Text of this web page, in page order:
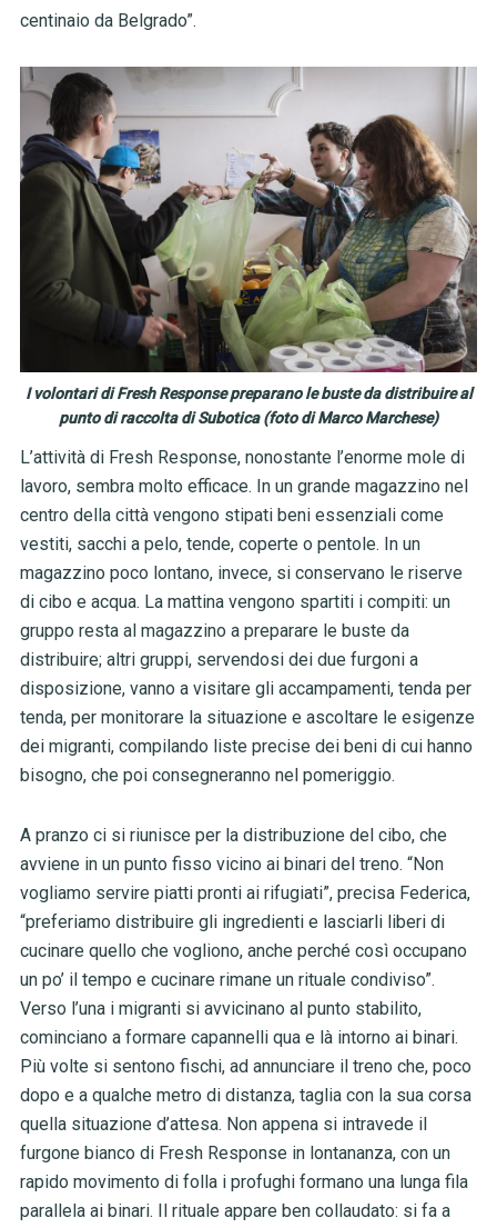
centinaio da Belgrado”.
I volontari di Fresh Response preparano le buste da distribuire al
punto di raccolta di Subotica (foto di Marco Marchese)
L’attività di Fresh Response, nonostante l’enorme mole di
lavoro, sembra molto efficace. In un grande magazzino nel
centro della città vengono stipati beni essenziali come
vestiti, sacchi a pelo, tende, coperte o pentole. In un
magazzino poco lontano, invece, si conservano le riserve
di cibo e acqua. La mattina vengono spartiti i compiti: un
gruppo resta al magazzino a preparare le buste da
distribuire; altri gruppi, servendosi dei due furgoni a
disposizione, vanno a visitare gli accampamenti, tenda per
tenda, per monitorare la situazione e ascoltare le esigenze
dei migranti, compilando liste precise dei beni di cui hanno
bisogno, che poi consegneranno nel pomeriggio.
A pranzo ci si riunisce per la distribuzione del cibo, che
avviene in un punto fisso vicino ai binari del treno. “Non
vogliamo servire piatti pronti ai rifugiati”, precisa Federica,
“preferiamo distribuire gli ingredienti e lasciarli liberi di
cucinare quello che vogliono, anche perché così occupano
un po’ il tempo e cucinare rimane un rituale condiviso”.
Verso l’una i migranti si avvicinano al punto stabilito,
cominciano a formare capannelli qua e là intorno ai binari.
Più volte si sentono fischi, ad annunciare il treno che, poco
dopo e a qualche metro di distanza, taglia con la sua corsa
quella situazione d’attesa. Non appena si intravede il
furgone bianco di Fresh Response in lontananza, con un
rapido movimento di folla i profughi formano una lunga fila
parallela ai binari. Il rituale appare ben collaudato: si fa a